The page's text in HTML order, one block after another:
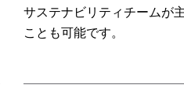
サステナビリティチームが
ことも可能です。